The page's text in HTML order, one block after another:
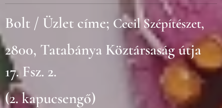
Bolt / Üzlet címe; Cecil Szépítészet,
2800, Tatabánya Köztársaság útja
17. Fsz. 2.
(2. kapucsengő)